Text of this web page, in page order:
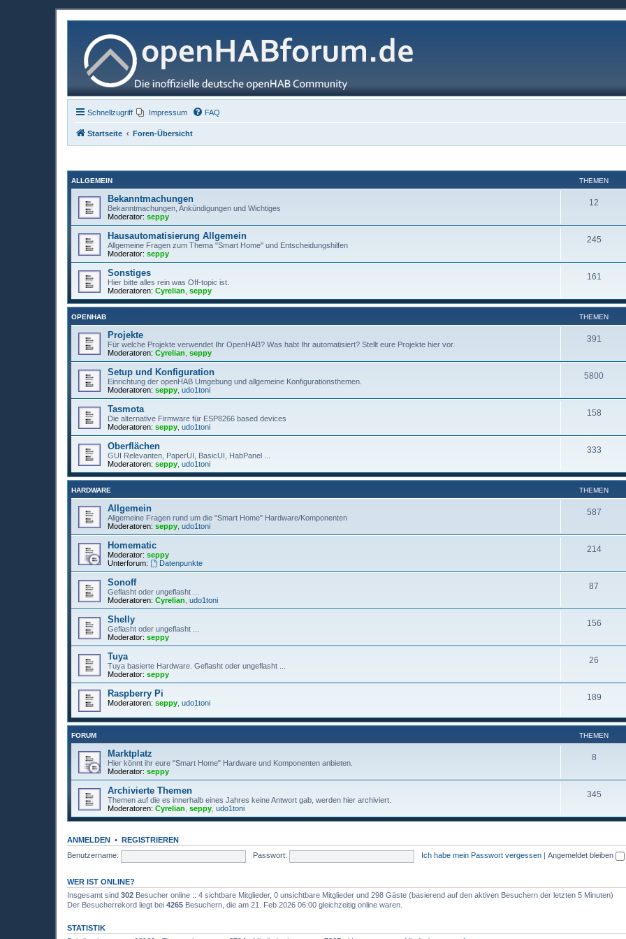
Schnellzugriff Impressum FAQ
Startseite Foren-Übersicht
ALLGEMEIN THEMEN
Bekanntmachungen
Bekanntmachungen, Ankündigungen und Wichtiges
Moderator: seppy
12
Hausautomatisierung Allgemein
Allgemeine Fragen zum Thema "Smart Home" und Entscheidungshilfen
Moderator: seppy
245
Sonstiges
Hier bitte alles rein was Off-topic ist.
Moderatoren: Cyrelian seppy
161
OPENHAB THEMEN
Projekte
Für welche Projekte verwendet Ihr OpenHAB? Was habt Ihr automatisiert? Stellt eure Projekte hier vor.
Moderatoren: Cyrelian seppy
391
Setup und Konfiguration
Einrichtung der openHAB Umgebung und allgemeine Konfigurationsthemen.
Moderatoren: seppy udo1toni
5800
Tasmota
Die alternative Firmware für ESP8266 based devices
Moderatoren: seppy udo1toni
158
Oberflächen
GUI Relevanten, PaperUI, BasicUI, HabPanel ...
Moderatoren: seppy udo1toni
333
HARDWARE THEMEN
Allgemein
Allgemeine Fragen rund um die "Smart Home" Hardware/Komponenten
Moderatoren: seppy udo1toni
587
Homematic
Moderator: seppy
Unterforum:
Datenpunkte
214
Sonoff
Geflasht oder ungeflasht ...
Moderatoren: Cyrelian udo1toni
87
Shelly
Geflasht oder ungeflasht ...
Moderator: seppy
156
Tuya
Tuya basierte Hardware. Geflasht oder ungeflasht ...
Moderator: seppy
26
Raspberry Pi
Moderatoren: seppy udo1toni
189
FORUM THEMEN
Marktplatz
Hier könnt ihr eure "Smart Home" Hardware und Komponenten anbieten.
Moderator: seppy
8
Archivierte Themen
Themen auf die es innerhalb eines Jahres keine Antwort gab, werden hier archiviert.
Moderatoren: Cyrelian seppy udo1toni
345
ANMELDEN • REGISTRIEREN
Benutzername:
Passwort: Ich habe mein Passwort vergessen Angemeldet bleiben
WER IST ONLINE?
Insgesamt sind 302 Besucher online :: 4 sichtbare Mitglieder, 0 unsichtbare Mitglieder und 298 Gäste (basierend auf den aktiven Besuchern der letzten 5 Minuten)
Der Besucherrekord liegt bei 4265 Besuchern, die am 21. Feb 2026 06:00 gleichzeitig online waren.
STATISTIK